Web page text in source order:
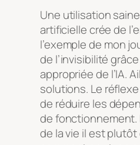
Une utilisation
artificielle crée de
l’exemple de mon
de l’invisibilité
appropriée de l’IA.
solutions. Le
de réduire les
de fonctionnement.
de la vie il est